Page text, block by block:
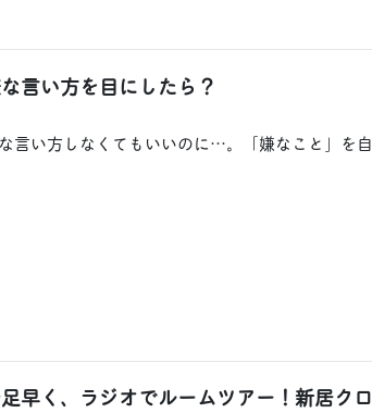
な言い方を目にしたら？
言い方しなくてもいいのに…。「嫌なこと」を
足早く、ラジオでルームツアー！新居ク